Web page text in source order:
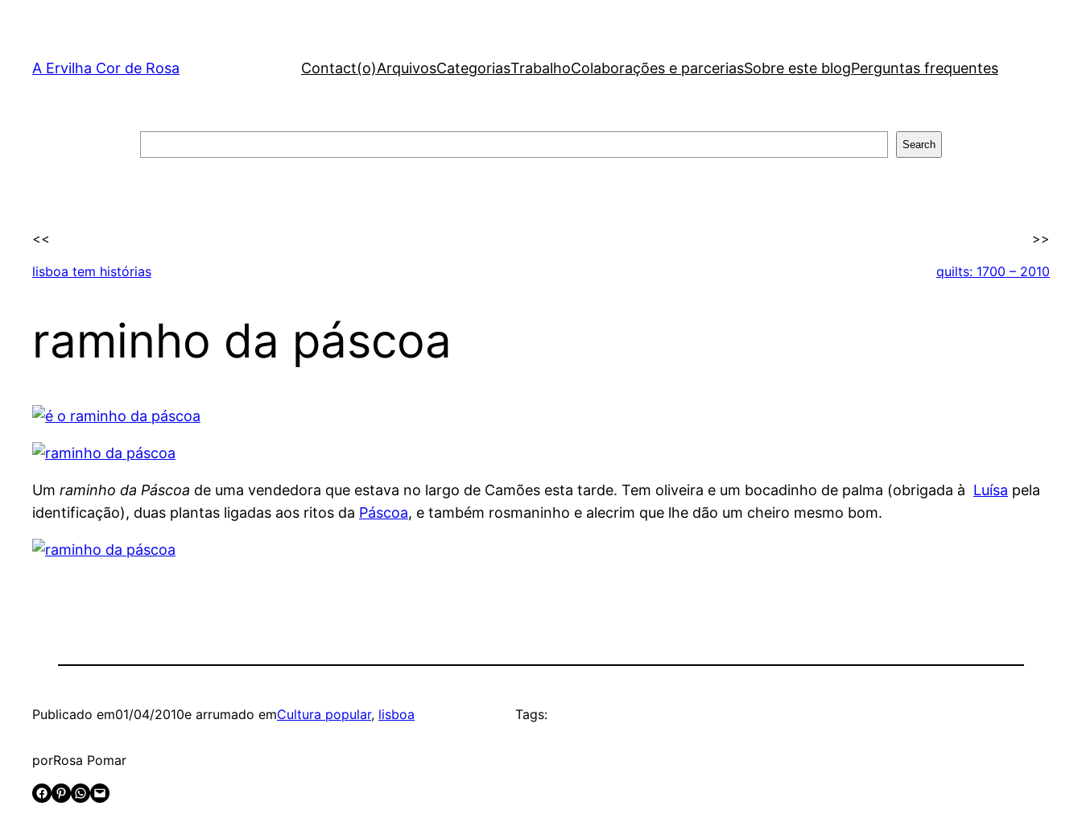
content
A Ervilha Cor de Rosa Contact(o)ArquivosCategoriasTrabalhoColaborações e parceriasSobre este blogPerguntas frequentes
Search
<<
lisboa tem histórias
>>
quilts: 1700 – 2010
raminho da páscoa
Um raminho da Páscoa de uma vendedora que estava no largo de Camões esta tarde. Tem oliveira e um bocadinho de palma (obrigada à Luísa pela
identificação), duas plantas ligadas aos ritos da Páscoa, e também rosmaninho e alecrim que lhe dão um cheiro mesmo bom.
Publicado em01/04/2010e arrumado emCultura popular, lisboa
porRosa Pomar
Share on Facebook
Share on Pinterest Share on WhatsApp Email this Page
Tags: